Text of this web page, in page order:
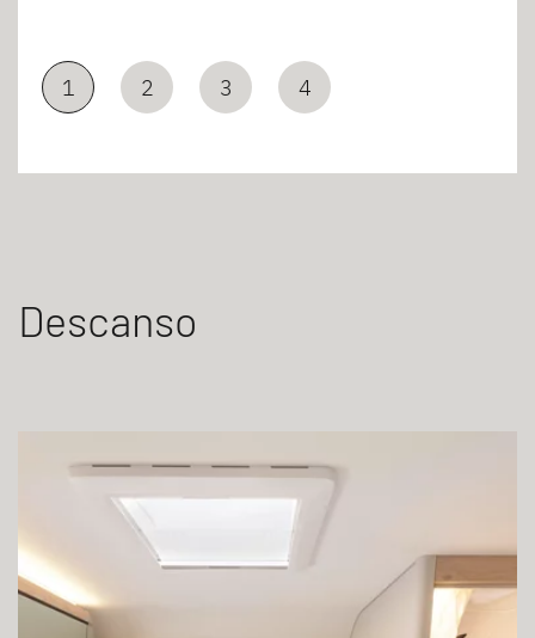
1 2 3 4
Descanso